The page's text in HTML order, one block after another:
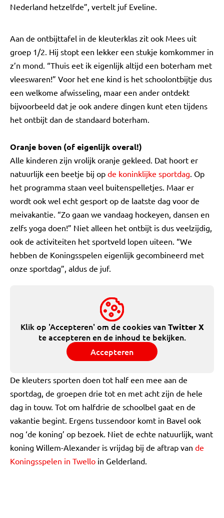
Nederland hetzelfde”, vertelt juf Eveline.
Aan de ontbijttafel in de kleuterklas zit ook Mees uit
groep 1/2. Hij stopt een lekker een stukje komkommer in
z’n mond. “Thuis eet ik eigenlijk altijd een boterham met
vleeswaren!” Voor het ene kind is het schoolontbijtje dus
een welkome afwisseling, maar een ander ontdekt
bijvoorbeeld dat je ook andere dingen kunt eten tijdens
het ontbijt dan de standaard boterham.
Oranje boven (of eigenlijk overal!)
Alle kinderen zijn vrolijk oranje gekleed. Dat hoort er
natuurlijk een beetje bij op de koninklijke sportdag. Op
het programma staan veel buitenspelletjes. Maar er
wordt ook wel echt gesport op de laatste dag voor de
meivakantie. “Zo gaan we vandaag hockeyen, dansen en
zelfs yoga doen!” Niet alleen het ontbijt is dus veelzijdig,
ook de activiteiten het sportveld lopen uiteen. “We
hebben de Koningsspelen eigenlijk gecombineerd met
onze sportdag”, aldus de juf.
Klik op 'Accepteren' om de cookies vanTwitter X
te accepteren en de inhoud te bekijken.
Accepteren
De kleuters sporten doen tot half een mee aan de
sportdag, de groepen drie tot en met acht zijn de hele
dag in touw. Tot om halfdrie de schoolbel gaat en de
vakantie begint. Ergens tussendoor komt in Bavel ook
nog ‘de koning’ op bezoek. Niet de echte natuurlijk, want
koning Willem-Alexander is vrijdag bij de aftrap van de
Koningsspelen in Twello in Gelderland.